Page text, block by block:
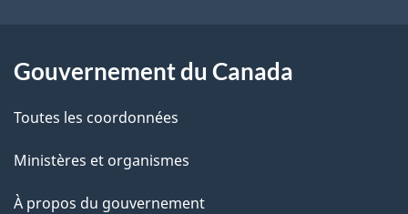
a
g
e
a
c
i
o
Gouvernement du Canada
Toutes les coordonnées
Ministères et organismes
À propos du gouvernement